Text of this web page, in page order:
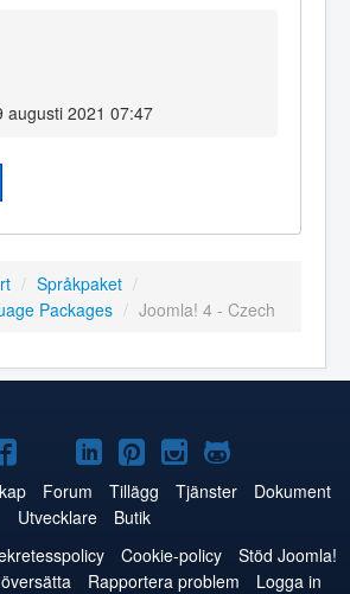
augusti 2021 07:47
/ Språkpaket /
Packages / Joomla! 4 - Czech
Joomla!
på
Facebook
Joomla!
på
YouTube
Joomla!
på
LinkedIn
Joomla!
på
Pinterest
Joomla!
på
Joomla!
på
Forum Tillägg Tjänster
Dokument
Utvecklare
Butik
Cookie-policy
Stöd Joomla!
Rapportera problem Logga in